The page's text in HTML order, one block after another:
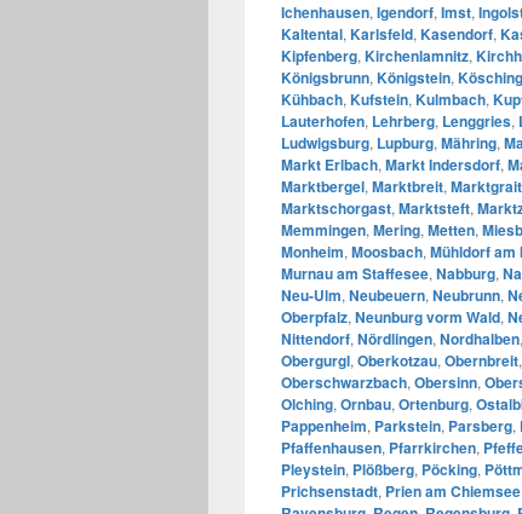
Ichenhausen, Igendorf, Imst,
Kaltental, Karlsfeld, Kasendorf,
Kipfenberg, Kirchenlamnitz,
Königsbrunn, Königstein, Kösching
Kühbach, Kufstein, Kulmbach,
Lauterhofen, Lehrberg, Lenggries,
Ludwigsburg, Lupburg, Mähring,
Markt Erlbach, Markt Indersdorf,
Marktbergel, Marktbreit,
Marktschorgast, Marktsteft,
Memmingen, Mering, Metten,
Monheim, Moosbach, Mühldorf am
Murnau am Staffesee, Nabburg,
Neu-Ulm, Neubeuern, Neubrunn,
Oberpfalz, Neunburg vorm Wald,
Nittendorf, Nördlingen, Nordhalben,
Obergurgl, Oberkotzau, Obernbreit,
Oberschwarzbach, Obersinn,
Olching, Ornbau, Ortenburg,
Pappenheim, Parkstein, Parsberg,
Pfaffenhausen, Pfarrkirchen,
Pleystein, Plößberg, Pöcking,
Prichsenstadt, Prien am Chiemsee